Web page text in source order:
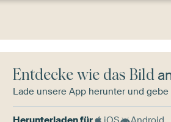
Entdecke wie das Bild
Lade unsere App herunter und